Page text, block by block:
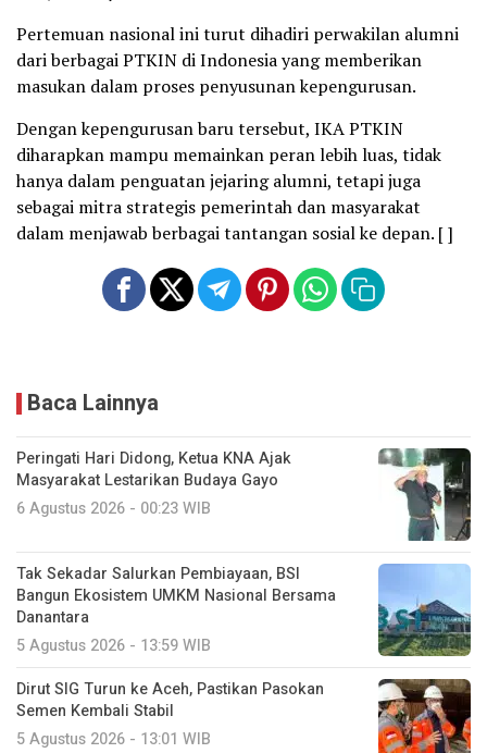
Pertemuan nasional ini turut dihadiri perwakilan alumni
dari berbagai PTKIN di Indonesia yang memberikan
masukan dalam proses penyusunan kepengurusan.
Dengan kepengurusan baru tersebut, IKA PTKIN
diharapkan mampu memainkan peran lebih luas, tidak
hanya dalam penguatan jejaring alumni, tetapi juga
sebagai mitra strategis pemerintah dan masyarakat
dalam menjawab berbagai tantangan sosial ke depan. [ ]
Baca Lainnya
Peringati Hari Didong, Ketua KNA Ajak
Masyarakat Lestarikan Budaya Gayo
6 Agustus 2026 - 00:23 WIB
Tak Sekadar Salurkan Pembiayaan, BSI
Bangun Ekosistem UMKM Nasional Bersama
Danantara
5 Agustus 2026 - 13:59 WIB
Dirut SIG Turun ke Aceh, Pastikan Pasokan
Semen Kembali Stabil
5 Agustus 2026 - 13:01 WIB